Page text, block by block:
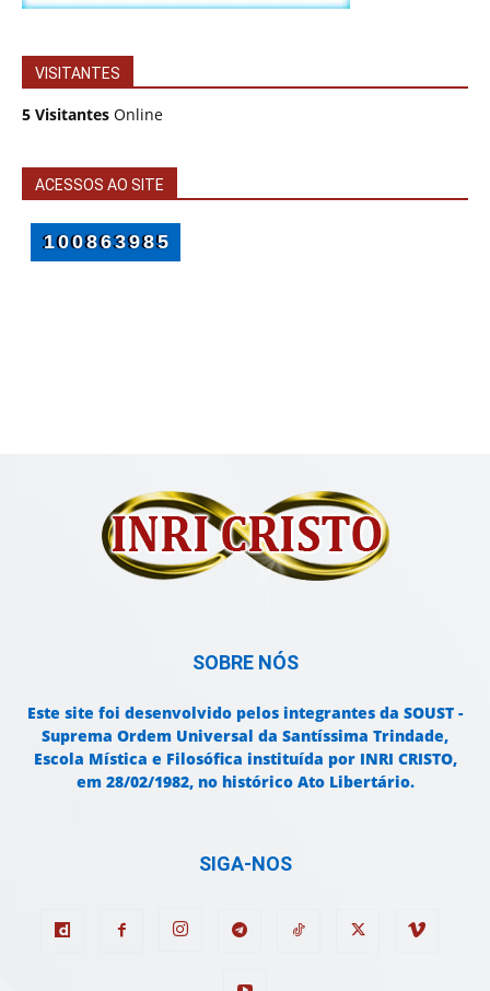
VISITANTES
5 Visitantes Online
ACESSOS AO SITE
SOBRE NÓS
Este site foi desenvolvido pelos integrantes da SOUST -
Suprema Ordem Universal da Santíssima Trindade,
Escola Mística e Filosófica instituída por INRI CRISTO,
em 28/02/1982, no histórico Ato Libertário.
SIGA-NOS